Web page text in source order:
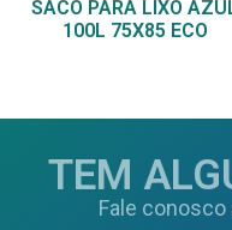
SACO PARA LIXO
100L 75X85 ECO
TEM
Fale